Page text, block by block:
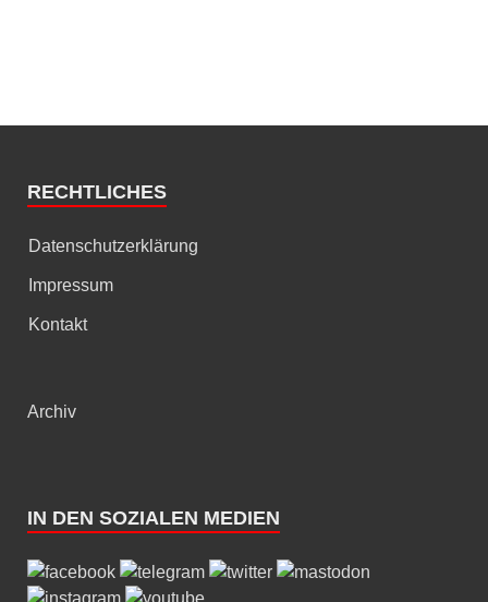
RECHTLICHES
Datenschutzerklärung
Impressum
Kontakt
Archiv
IN DEN SOZIALEN MEDIEN